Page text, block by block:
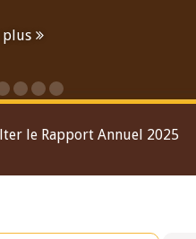
plus
le Rapport Annuel 2025